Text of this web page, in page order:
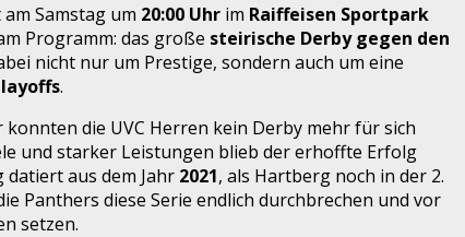
Samstag um 20:00 Uhr im Raiffeisen Sportpark
Programm: das große steirische Derby gegen den
nicht nur um Prestige, sondern auch um eine
.
die UVC Herren kein Derby mehr für sich
und starker Leistungen blieb der erhoffte Erfolg
datiert aus dem Jahr 2021, als Hartberg noch in der 2.
Panthers diese Serie endlich durchbrechen und vor
setzen.